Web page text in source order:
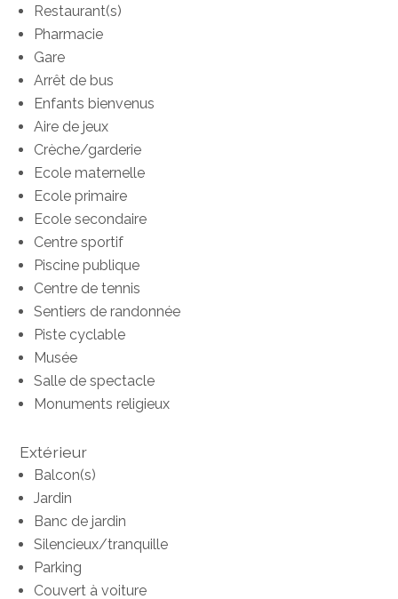
Restaurant(s)
Pharmacie
Gare
Arrêt de bus
Enfants bienvenus
Aire de jeux
Crèche/garderie
Ecole maternelle
Ecole primaire
Ecole secondaire
Centre sportif
Piscine publique
Centre de tennis
Sentiers de randonnée
Piste cyclable
Musée
Salle de spectacle
Monuments religieux
Extérieur
Balcon(s)
Jardin
Banc de jardin
Silencieux/tranquille
Parking
Couvert à voiture